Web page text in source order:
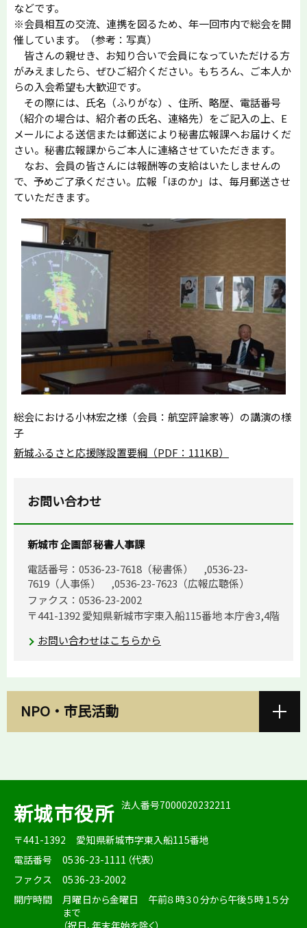
などです。
※会員相互の交流、連携を図るため、年一回市内で総会を開
催しています。（参考：写真）
皆さんの親せき、お知り合いで会員になっていただける方
がみえましたら、ぜひご紹介ください。もちろん、ご本人か
らの入会希望も大歓迎です。
その際には、氏名（ふりがな）、住所、略歴、電話番号
（紹介の場合は、紹介者の氏名、連絡先）をご記入の上、E
メールによる送信または郵送により秘書広報課へお届けくだ
さい。秘書広報課からご本人に連絡させていただきます。
なお、会員の皆さんには報酬等の支給はいたしませんの
で、予めご了承ください。広報「ほのか」は、毎月郵送させ
ていただきます。
総会における小林宏之様（会員：航空評論家等）の講演の様
子
新城ふるさと応援隊設置要綱（PDF：111KB）
お問い合わせ
新城市 企画部 秘書人事課
電話番号：0536-23-7618（秘書係） ,0536-23-
7619（人事係） ,0536-23-7623（広報広聴係）
ファクス：0536-23-2002
〒441-1392 愛知県新城市字東入船115番地 本庁舎3,4階
お問い合わせはこちらから
NPO・市民活動
新城市役所 法人番号7000020232211
〒441-1392
愛知県新城市字東入船115番地
電話番号
0536-23-1111（代表）
ファクス
0536-23-2002
開庁時間
月曜日から金曜日 午前８時３０分から午後５時１５分
まで